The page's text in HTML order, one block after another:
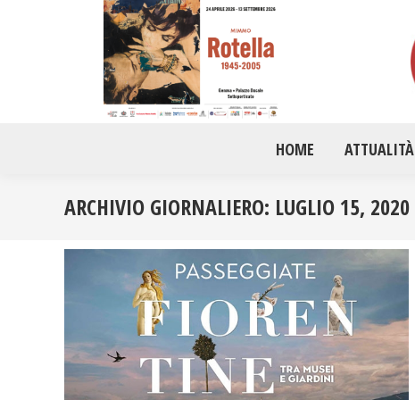
HOME ATTUALITÀ
ARCHIVIO GIORNALIERO: LUGLIO 15, 2020